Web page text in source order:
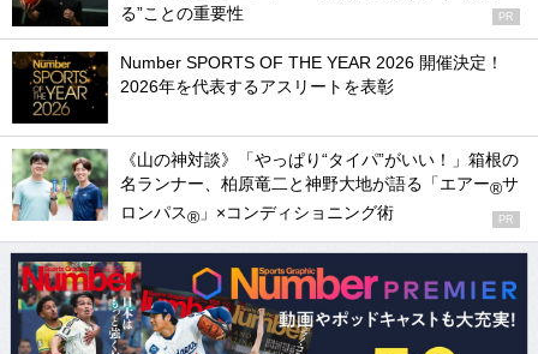
る”ことの重要性
PR
Number SPORTS OF THE YEAR 2026 開催決定！
2026年を代表するアスリートを表彰
《山の神対談》「やっぱり“タイパ”がいい！」箱根の
名ランナー、柏原竜二と神野大地が語る「エアー®サ
ロンパス® 」×コンディショニング術 PR